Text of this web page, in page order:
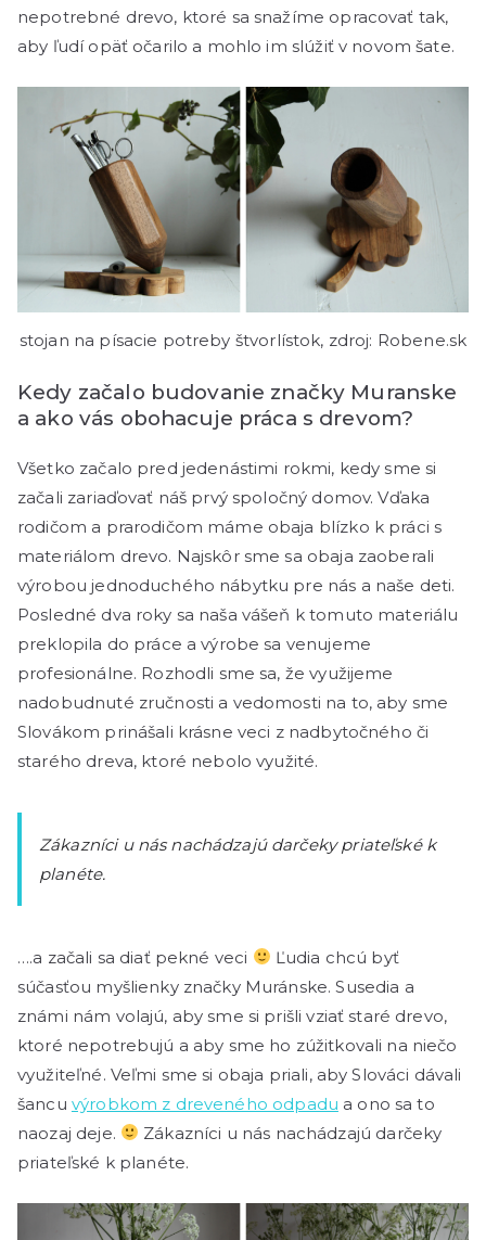
nepotrebné drevo, ktoré sa snažíme opracovať tak,
aby ľudí opäť očarilo a mohlo im slúžiť v novom šate.
stojan na písacie potreby štvorlístok, zdroj: Robene.sk
Kedy začalo budovanie značky Muranske
a ako vás obohacuje práca s drevom?
Všetko začalo pred jedenástimi rokmi, kedy sme si
začali zariaďovať náš prvý spoločný domov. Vďaka
rodičom a prarodičom máme obaja blízko k práci s
materiálom drevo. Najskôr sme sa obaja zaoberali
výrobou jednoduchého nábytku pre nás a naše deti.
Posledné dva roky sa naša vášeň k tomuto materiálu
preklopila do práce a výrobe sa venujeme
profesionálne. Rozhodli sme sa, že využijeme
nadobudnuté zručnosti a vedomosti na to, aby sme
Slovákom prinášali krásne veci z nadbytočného či
starého dreva, ktoré nebolo využité.
Zákazníci u nás nachádzajú darčeky priateľské k
planéte.
….a začali sa diať pekné veci
Ľudia chcú byť
súčasťou myšlienky značky Muránske. Susedia a
známi nám volajú, aby sme si prišli vziať staré drevo,
ktoré nepotrebujú a aby sme ho zúžitkovali na niečo
využiteľné. Veľmi sme si obaja priali, aby Slováci dávali
šancu výrobkom z dreveného odpadu a ono sa to
naozaj deje.
Zákazníci u nás nachádzajú darčeky
priateľské k planéte.